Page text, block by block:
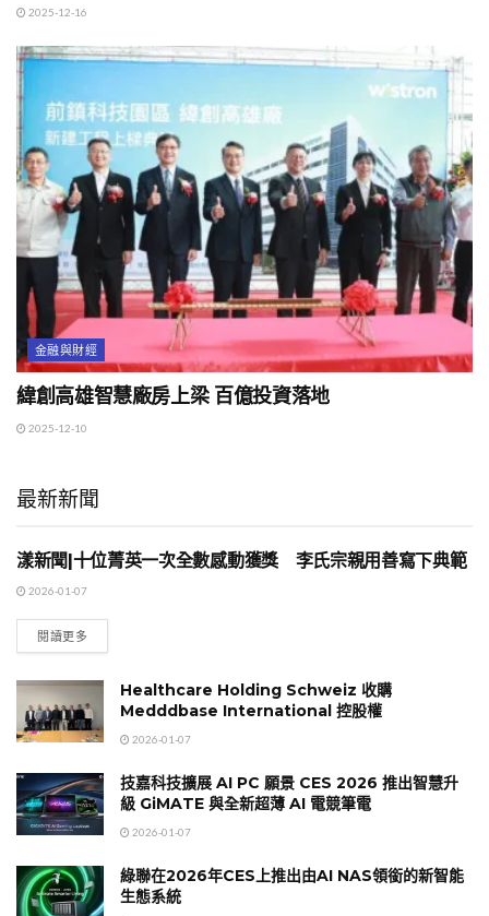
2025-12-16
金融與財經
緯創高雄智慧廠房上梁 百億投資落地
2025-12-10
最新新聞
地方時事
漾新聞|十位菁英一次全數感動獲獎 李氏宗親用善寫下典範
2026-01-07
閱讀更多
Healthcare Holding Schweiz 收購
Medddbase International 控股權
2026-01-07
技嘉科技擴展 AI PC 願景 CES 2026 推出智慧升
級 GiMATE 與全新超薄 AI 電競筆電
2026-01-07
綠聯在2026年CES上推出由AI NAS領銜的新智能
生態系統